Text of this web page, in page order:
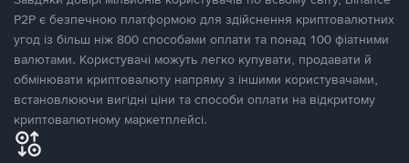
P2P є безпечною платформою для здійснення криптовалютних
угод із більш ніж 800 способами оплати та понад 100 фіатними
валютами. Користувачі можуть легко купувати, продавати й
обмінювати криптовалюту напряму з іншими користувачами,
встановлюючи вигідні ціни та способи оплати на відкритому
криптовалютному маркетплейсі.